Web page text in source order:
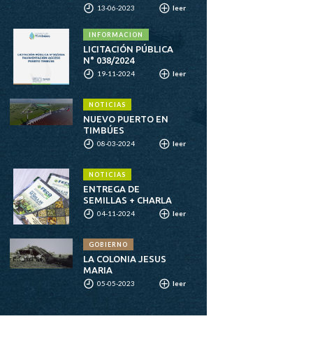
13-06-2023 leer
INFORMACION
LICITACIÓN PÚBLICA
N° 038/2024
19-11-2024 leer
NOTICIAS
NUEVO PUERTO EN
TIMBÚES
08-03-2024 leer
NOTICIAS
ENTREGA DE
SEMILLAS + CHARLA
04-11-2024 leer
GOBIERNO
LA COLONIA JESUS
MARIA
05-05-2023 leer